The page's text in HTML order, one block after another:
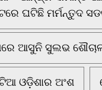
ଘଟିଛି ମର୍ମନ୍ତୁଦ
ଆସୁନି ସୁଲଭ
ଓଡ଼ିଶାର ଅଂଶ